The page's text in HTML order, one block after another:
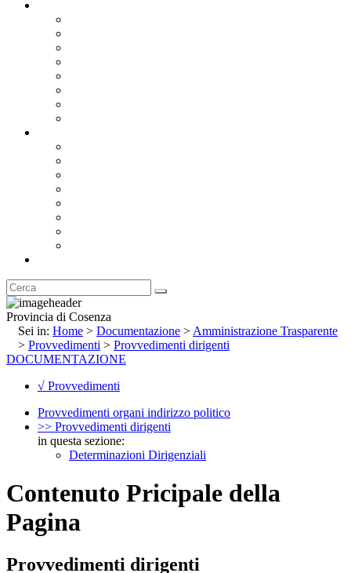
Provincia di Cosenza
Sei in: Home > Documentazione > Amministrazione Trasparente
> Provvedimenti > Provvedimenti dirigenti
DOCUMENTAZIONE
√ Provvedimenti
Provvedimenti organi indirizzo politico
>> Provvedimenti dirigenti
in questa sezione:
Determinazioni Dirigenziali
Contenuto Pricipale della
Pagina
Provvedimenti dirigenti